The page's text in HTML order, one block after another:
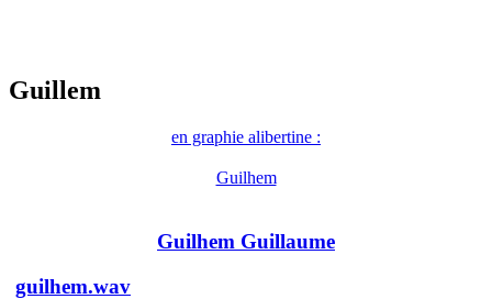
Guillem
en graphie alibertine :
Guilhem
Guilhem Guillaume
guilhem.wav